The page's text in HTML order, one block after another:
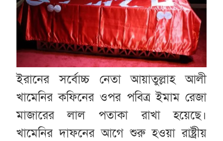
ইরানের সর্বোচ্চ নেতা আয়াতুল্লাহ আলী
খামেনির কফিনের ওপর পবিত্র ইমাম রেজা
মাজারের লাল পতাকা রাখা হয়েছে।
খামেনির দাফনের আগে শুরু হওয়া রাষ্ট্রীয়